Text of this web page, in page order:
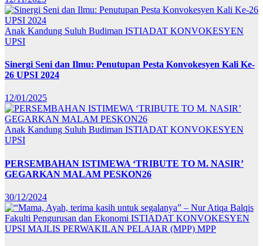
Anak Kandung Suluh Budiman ISTIADAT KONVOKESYEN
UPSI
Sinergi Seni dan Ilmu: Penutupan Pesta Konvokesyen Kali Ke-
26 UPSI 2024
12/01/2025
Anak Kandung Suluh Budiman ISTIADAT KONVOKESYEN
UPSI
PERSEMBAHAN ISTIMEWA ‘TRIBUTE TO M. NASIR’
GEGARKAN MALAM PESKON26
30/12/2024
Fakulti Pengurusan dan Ekonomi ISTIADAT KONVOKESYEN
UPSI MAJLIS PERWAKILAN PELAJAR (MPP) MPP